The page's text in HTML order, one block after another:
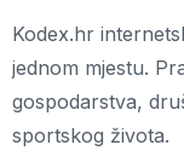
Kodex.hr
jednom mjestu.
gospodarstva,
sportskog života.